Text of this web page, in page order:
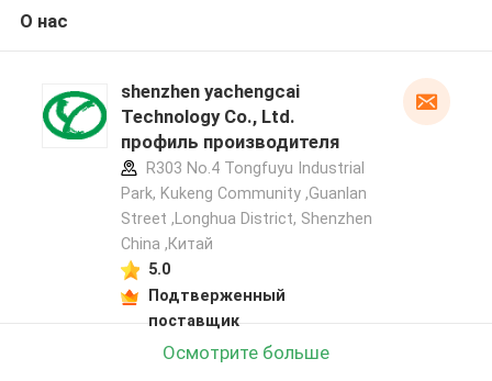
О нас
shenzhen yachengcai
Technology Co., Ltd.
профиль производителя
R303 No.4 Tongfuyu Industrial
Park, Kukeng Community ,Guanlan
Street ,Longhua District, Shenzhen
China ,Китай
5.0
Подтверженный
поставщик
Осмотрите больше